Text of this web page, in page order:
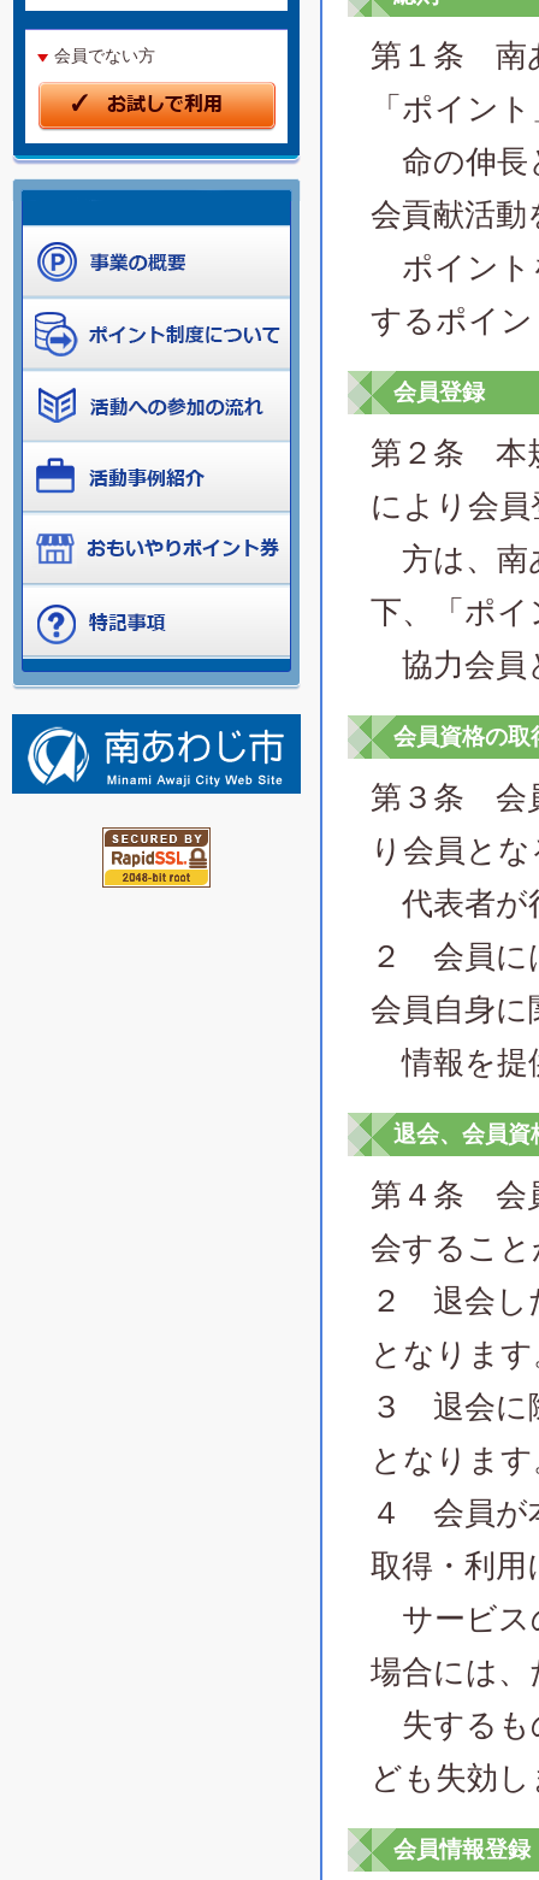
会員でない方
第１条 南
「ポイン
命の伸長
会貢献活動
ポイント
するポイ
会員登録
第２条 本
により会
方は、南
下、「ポ
協力会員
会員資格の取
第３条 会
り会員と
代表者が
２ 会員に
会員自身
情報を提
退会、会員資
第４条 会
会するこ
２ 退会し
となりま
３ 退会に
となりま
４ 会員が
取得・利用
サービス
場合には
失するも
ども失効
会員情報登録